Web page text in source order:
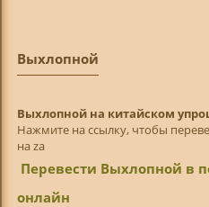
Выхлопной
Выхлопной на китайском
Нажмите на ссылку, чтобы
на za
Перевести Выхлопной в
онлайн